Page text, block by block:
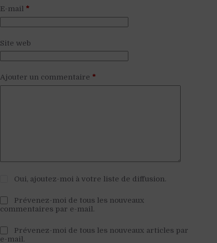
E-mail *
Site web
Ajouter un commentaire *
Oui, ajoutez-moi à votre liste de diffusion.
Prévenez-moi de tous les nouveaux
commentaires par e-mail.
Prévenez-moi de tous les nouveaux articles par
e-mail.